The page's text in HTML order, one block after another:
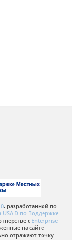
, разработанной по
USAID по Поддержке
с Enterprise
на сайте
отражают точку